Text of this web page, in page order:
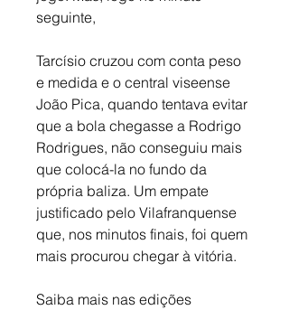
seguinte,
Tarcísio cruzou com conta peso
e medida e o central viseense
João Pica, quando tentava evitar
que a bola chegasse a Rodrigo
Rodrigues, não conseguiu mais
que colocá-la no fundo da
própria baliza. Um empate
justificado pelo Vilafranquense
que, nos minutos finais, foi quem
mais procurou chegar à vitória.
Saiba mais nas edições